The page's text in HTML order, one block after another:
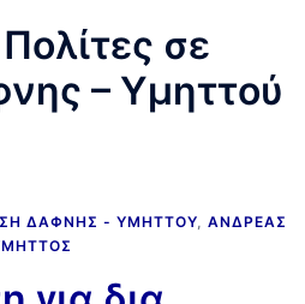
Πολίτες σε
– Υμηττού
ΔΆΦΝΗΣ - ΥΜΗΤΤΟΎ, ΑΝΔΡΈΑΣ